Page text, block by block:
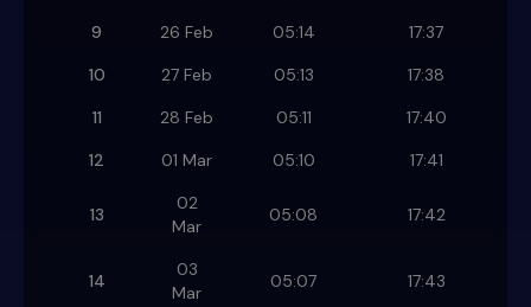
9
26 Feb 05:14
17:37
10
27 Feb 05:13
17:38
11
28 Feb 05:11
17:40
12
01 Mar 05:10 17:41
13
02
Mar
05:08 17:42
14
03
Mar
05:07 17:43